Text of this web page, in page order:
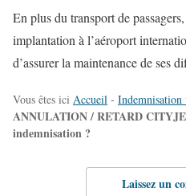
En plus du transport de
implantation à l’aéroport
d’assurer la maintenance de ses
Vous êtes ici Accueil -
ANNULATION / RETARD
indemnisation ?
Laissez un